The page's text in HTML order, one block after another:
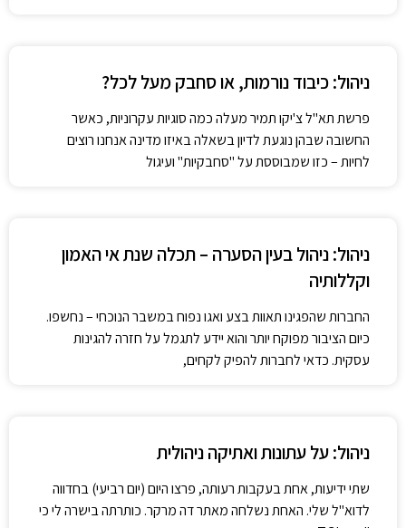
ניהול: כיבוד נורמות, או סחבק מעל לכל?
פרשת תא"ל צ'יקו תמיר מעלה כמה סוגיות עקרוניות, כאשר
החשובה שבהן נוגעת לדיון בשאלה באיזו מדינה אנחנו רוצים
לחיות – כזו שמבוססת על "סחבקיות" ועיגול
ניהול: ניהול בעין הסערה – תכלה שנת אי האמון
וקללותיה
החברות שהפגינו תאוות בצע ואגו נפוח במשבר הנוכחי – נחשפו.
כיום הציבור מפוקח יותר והוא יידע לתגמל על חזרה להגינות
עסקית. כדאי לחברות להפיק לקחים,
ניהול: על עתונות ואתיקה ניהולית
שתי ידיעות, אחת בעקבות רעותה, פרצו היום (יום רביעי) בחדווה
לדוא"ל שלי. האחת נשלחה מאתר דה מרקר. כותרתה בישרה לי כי